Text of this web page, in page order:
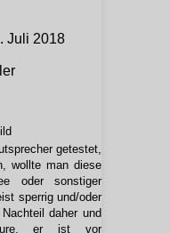
Juli 2018
getestet,
wollte man diese
oder sonstiger
sperrig und/oder
daher und
er ist vor